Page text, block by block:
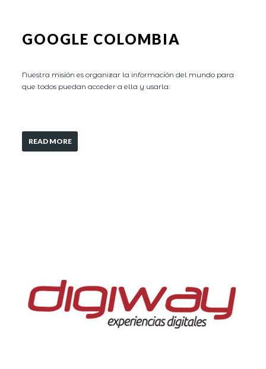
GOOGLE COLOMBIA
Nuestra misión es organizar la información del mundo para
que todos puedan acceder a ella y usarla.
READ MORE